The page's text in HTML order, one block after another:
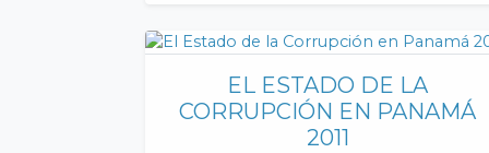
EL ESTADO DE LA
CORRUPCIÓN EN PANAMÁ
2011